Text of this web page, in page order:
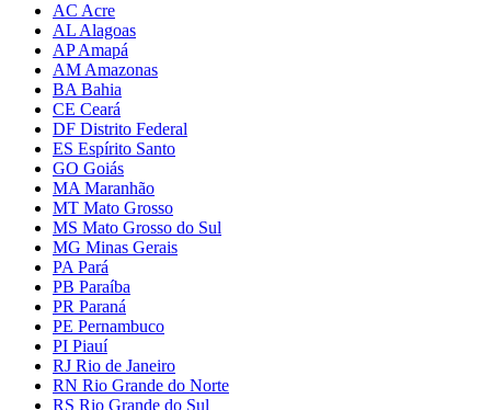
AC Acre
AL Alagoas
AP Amapá
AM Amazonas
BA Bahia
CE Ceará
DF Distrito Federal
ES Espírito Santo
GO Goiás
MA Maranhão
MT Mato Grosso
MS Mato Grosso do Sul
MG Minas Gerais
PA Pará
PB Paraíba
PR Paraná
PE Pernambuco
PI Piauí
RJ Rio de Janeiro
RN Rio Grande do Norte
RS Rio Grande do Sul